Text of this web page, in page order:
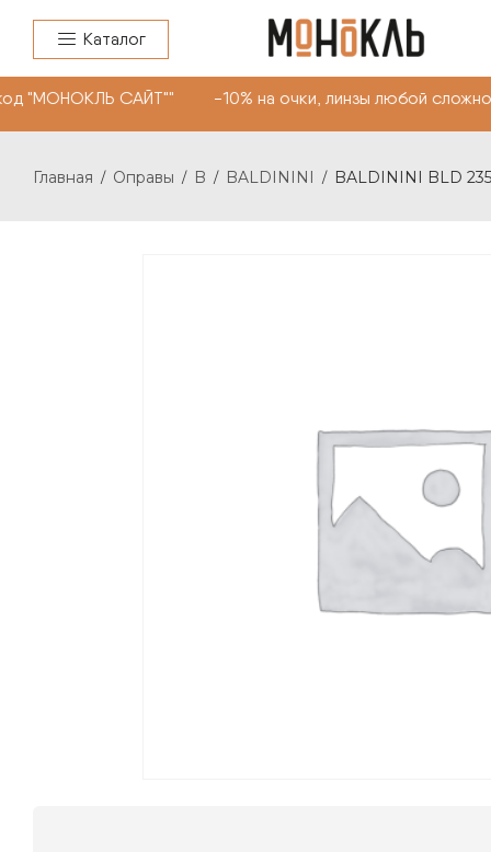
Каталог
САЙТ"" -10% на очки, линзы любой
Главная / Оправы / B / BALDININI / BALDININI BLD